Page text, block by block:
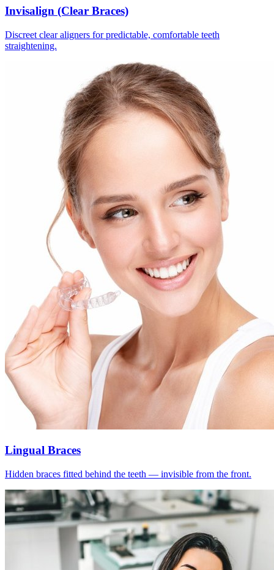
Invisalign (Clear Braces)
Discreet clear aligners for predictable, comfortable teeth
straightening.
Lingual Braces
Hidden braces fitted behind the teeth — invisible from the front.